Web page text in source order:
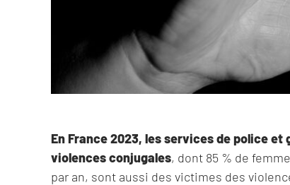
En France 2023, les services de police
violences conjugales, dont 85 % de
par an, sont aussi des victimes des